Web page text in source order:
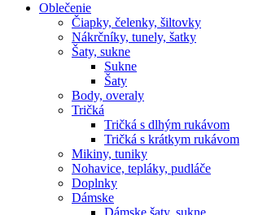
Oblečenie
Čiapky, čelenky, šiltovky
Nákrčníky, tunely, šatky
Šaty, sukne
Sukne
Šaty
Body, overaly
Tričká
Tričká s dlhým rukávom
Tričká s krátkym rukávom
Mikiny, tuniky
Nohavice, tepláky, pudláče
Doplnky
Dámske
Dámske šaty, sukne